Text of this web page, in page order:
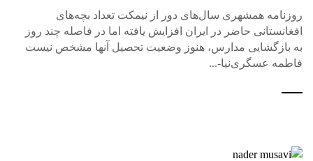
روزنامه همشهری سال‌های دور از نیمکت تعداد بچه‌های
افغانستانی حاضر در ایران افزایش یافته اما در فاصله چند روز
به بازگشایی مدارس، هنوز وضعیت تحصیل آنها مشخص نیست
فاطمه عسگری‌نیا-...